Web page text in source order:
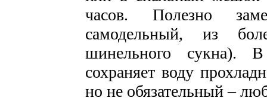
часов. Полезно
самодельный, из
шинельного сукна).
сохраняет воду
но не обязательный –